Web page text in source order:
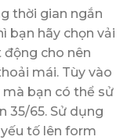
thời gian ngắn
bạn hãy chọn vải
động cho nên
mái. Tùy vào
bạn có thể sử
35/65. Sử dụng
tố lên form